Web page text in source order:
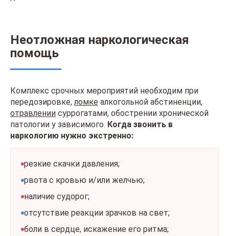
Неотложная наркологическая
помощь
Комплекс срочных мероприятий необходим при
передозировке,ломке алкогольной абстиненции,
отравлении суррогатами, обострении хронической
патологии у зависимого. Когда звонить в
наркологию нужно экстренно:
резкие скачки давления;
рвота с кровью и/или желчью;
наличие судорог;
отсутствие реакции зрачков на свет;
боли в сердце, искажение его ритма;